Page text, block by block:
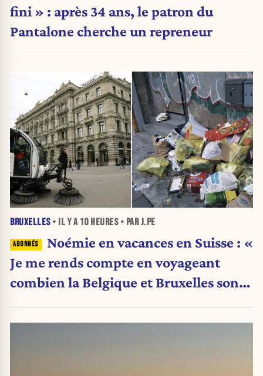
fini » : après 34 ans, le patron du
Pantalone cherche un repreneur
BRUXELLES• IL Y A 10 HEURES• PAR J.PE
Noémie en vacances en Suisse : «
Je me rends compte en voyageant
combien la Belgique et Bruxelles sont